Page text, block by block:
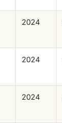
2024
2024
2024